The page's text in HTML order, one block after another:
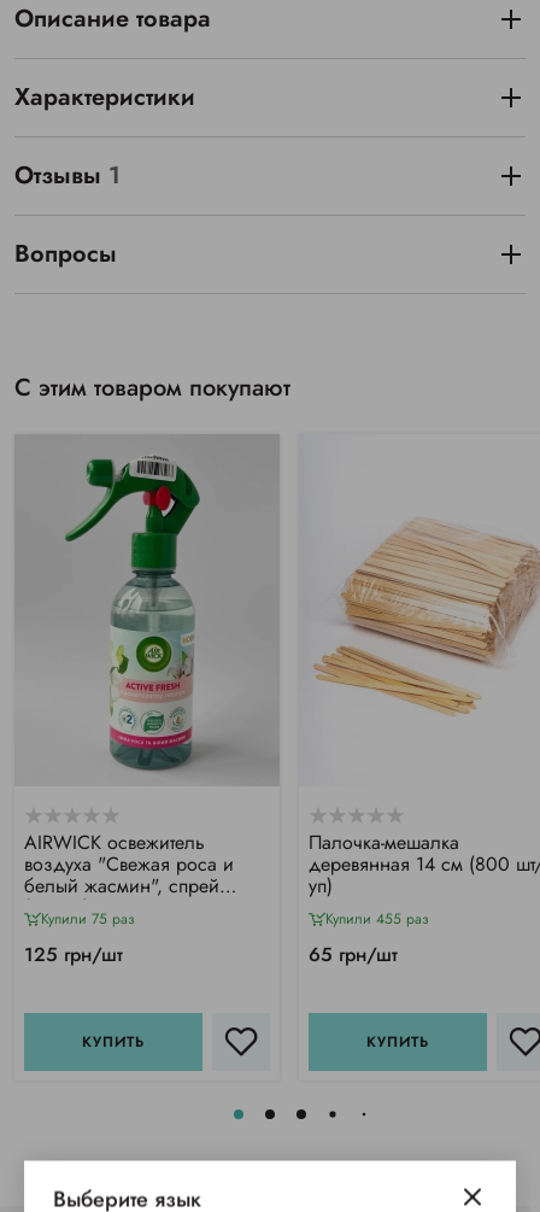
Описание товара
Характеристики
Отзывы 1
Вопросы
С этим товаром покупают
АIRWICK освежитель
воздуха "Свежая роса и
белый жасмин", спрей
(237мл)
Купили 75 раз
125 грн/шт
КУПИТЬ
Палочка-мешалка
деревянная 14 см (800
уп)
Купили 455 раз
65 грн/шт
КУПИТЬ
Выберите язык